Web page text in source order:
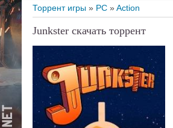
Торрент игры » PC »Action
Junkster скачать торрент